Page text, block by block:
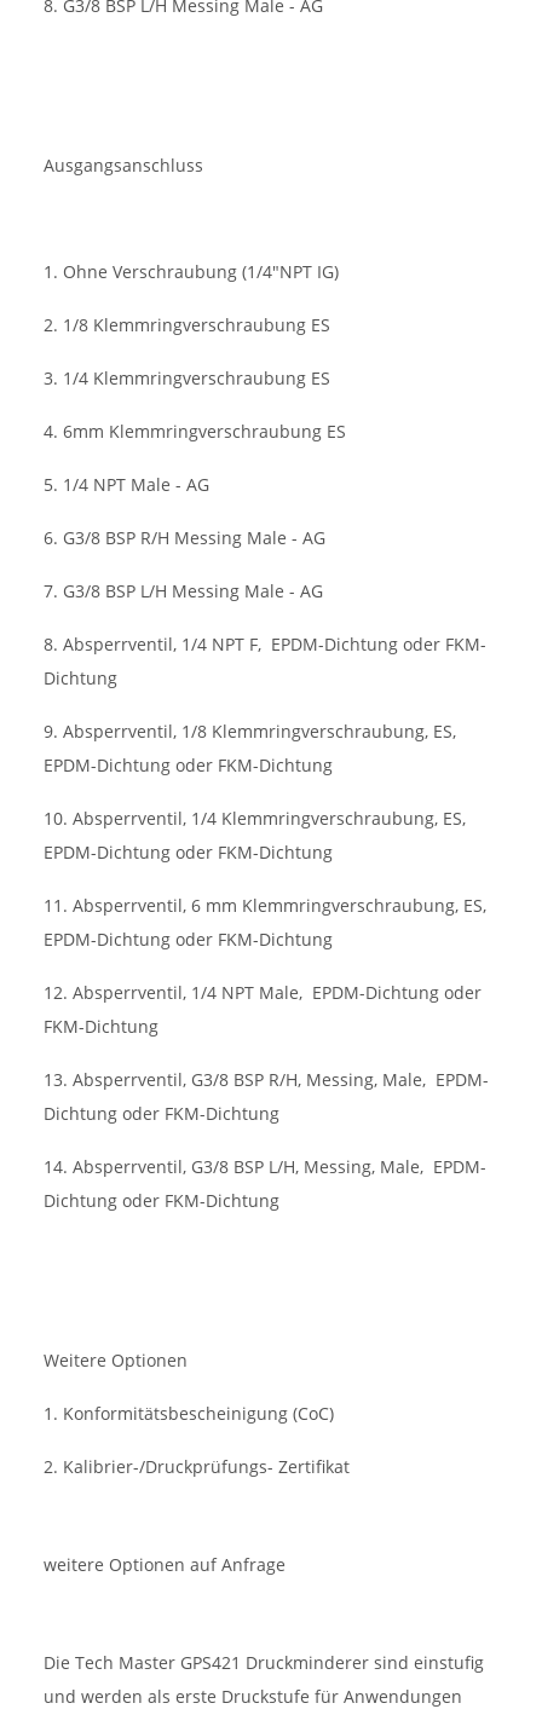
8. G3/8 BSP L/H Messing Male - AG
Ausgangsanschluss
1. Ohne Verschraubung (1/4"NPT IG)
2. 1/8 Klemmringverschraubung ES
3. 1/4 Klemmringverschraubung ES
4. 6mm Klemmringverschraubung ES
5. 1/4 NPT Male - AG
6. G3/8 BSP R/H Messing Male - AG
7. G3/8 BSP L/H Messing Male - AG
8. Absperrventil, 1/4 NPT F, EPDM-Dichtung oder FKM-
Dichtung
9. Absperrventil, 1/8 Klemmringverschraubung, ES,
EPDM-Dichtung oder FKM-Dichtung
10. Absperrventil, 1/4 Klemmringverschraubung, ES,
EPDM-Dichtung oder FKM-Dichtung
11. Absperrventil, 6 mm Klemmringverschraubung, ES,
EPDM-Dichtung oder FKM-Dichtung
12. Absperrventil, 1/4 NPT Male, EPDM-Dichtung oder
FKM-Dichtung
13. Absperrventil, G3/8 BSP R/H, Messing, Male, EPDM-
Dichtung oder FKM-Dichtung
14. Absperrventil, G3/8 BSP L/H, Messing, Male, EPDM-
Dichtung oder FKM-Dichtung
Weitere Optionen
1. Konformitätsbescheinigung (CoC)
2. Kalibrier-/Druckprüfungs- Zertifikat
weitere Optionen auf Anfrage
Die Tech Master GPS421 Druckminderer sind einstufig
und werden als erste Druckstufe für Anwendungen